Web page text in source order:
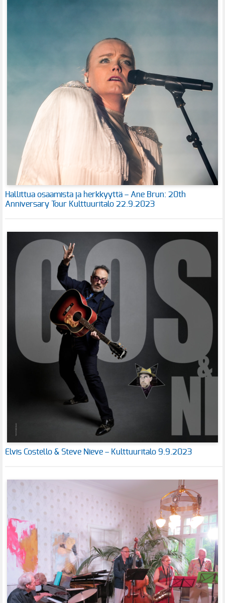
Hallittua osaamista ja herkkyyttä – Ane Brun: 20th
Anniversary Tour Kulttuuritalo 22.9.2023
Elvis Costello & Steve Nieve – Kulttuuritalo 9.9.2023